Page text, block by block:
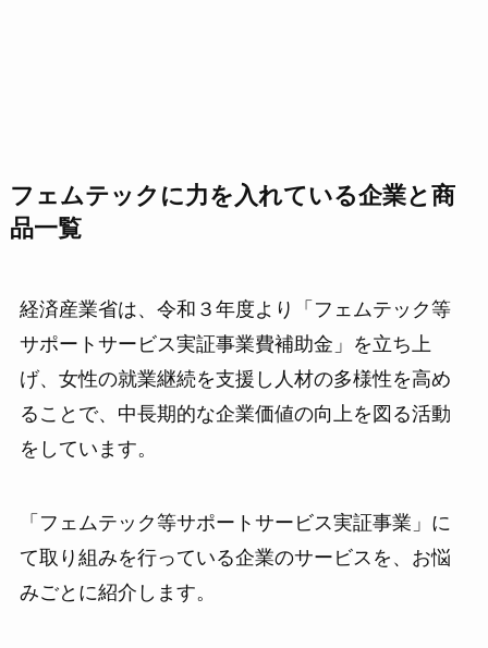
フェムテックに力を入れている企業と商
品一覧
経済産業省は、令和３年度より「フェムテック等
サポートサービス実証事業費補助金」を立ち上
げ、女性の就業継続を支援し人材の多様性を高め
ることで、中長期的な企業価値の向上を図る活動
をしています。
「フェムテック等サポートサービス実証事業」に
て取り組みを行っている企業のサービスを、お悩
みごとに紹介します。